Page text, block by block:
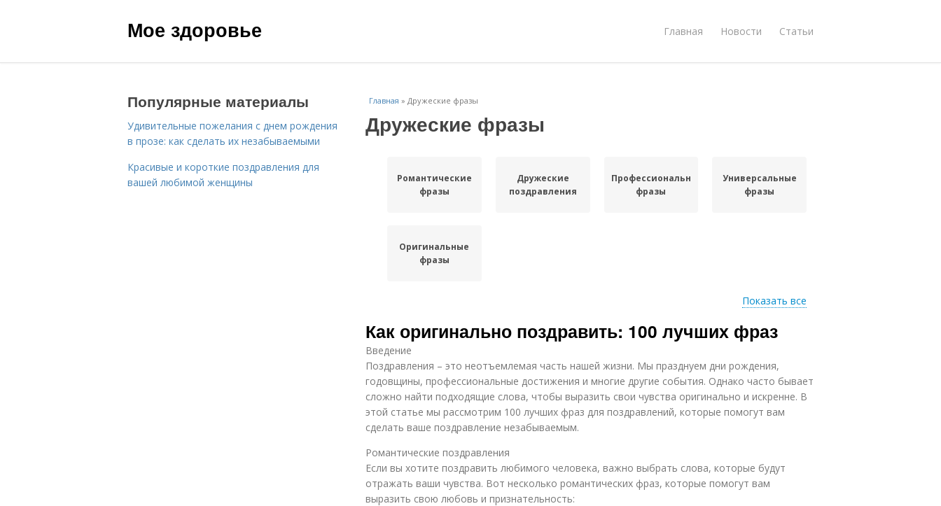
Мое здоровье Главная Новости Статьи
Главная » Дружеские фразы
Дружеские фразы
Романтические
фразы
Дружеские
поздравления
Профессиональные
фразы
Универсальные
фразы
Оригинальные
фразы
Показать все
Как оригинально поздравить: 100 лучших фраз
Введение
Поздравления – это неотъемлемая часть нашей жизни. Мы празднуем дни рождения,
годовщины, профессиональные достижения и многие другие события. Однако часто бывает
сложно найти подходящие слова, чтобы выразить свои чувства оригинально и искренне. В
этой статье мы рассмотрим 100 лучших фраз для поздравлений, которые помогут вам
сделать ваше поздравление незабываемым.
Романтические поздравления
Если вы хотите поздравить любимого человека, важно выбрать слова, которые будут
отражать ваши чувства. Вот несколько романтических фраз, которые помогут вам
выразить свою любовь и признательность:
Популярные материалы
Удивительные пожелания с днем рождения
в прозе: как сделать их незабываемыми
Красивые и короткие поздравления для
вашей любимой женщины